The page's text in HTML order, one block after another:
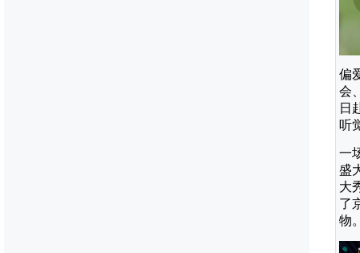
偏
会
日
听
一
盛
大
了
物